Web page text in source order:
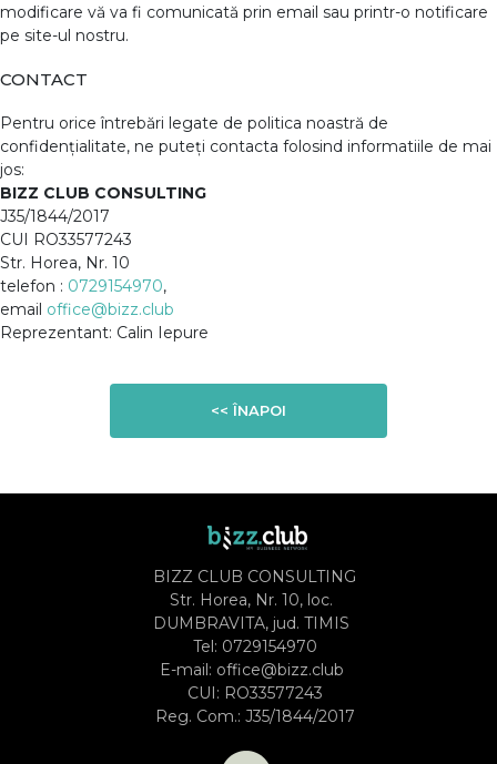
modificare vă va fi comunicată prin email sau printr-o notificare
pe site-ul nostru.
CONTACT
Pentru orice întrebări legate de politica noastră de
confidențialitate, ne puteți contacta folosind informatiile de mai
jos:
BIZZ CLUB CONSULTING
J35/1844/2017
CUI RO33577243
Str. Horea, Nr. 10
telefon : 0729154970,
email office@bizz.club
Reprezentant: Calin Iepure
<< ÎNAPOI
BIZZ CLUB CONSULTING
Str. Horea, Nr. 10, loc.
DUMBRAVITA, jud. TIMIS
Tel: 0729154970
E-mail: office@bizz.club
CUI: RO33577243
Reg. Com.: J35/1844/2017